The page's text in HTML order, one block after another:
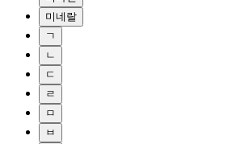
미네랄
ㄱ
ㄴ
ㄷ
ㄹ
ㅁ
ㅂ